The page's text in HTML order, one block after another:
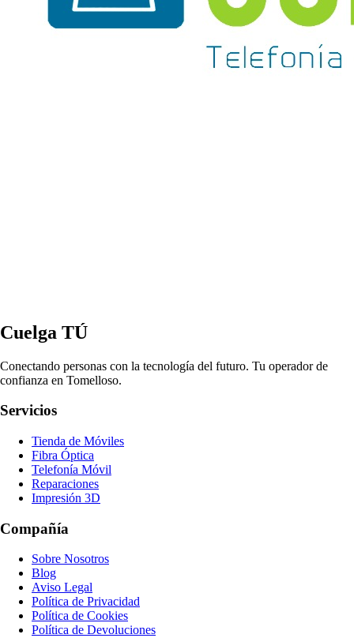
Cuelga TÚ
Conectando personas con la tecnología del futuro. Tu operador de
confianza en Tomelloso.
Servicios
Tienda de Móviles
Fibra Óptica
Telefonía Móvil
Reparaciones
Impresión 3D
Compañía
Sobre Nosotros
Blog
Aviso Legal
Política de Privacidad
Política de Cookies
Política de Devoluciones